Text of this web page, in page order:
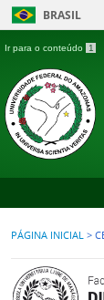
BRASIL
Ir para o conteúdo 1
PÁGINA INICIAL >